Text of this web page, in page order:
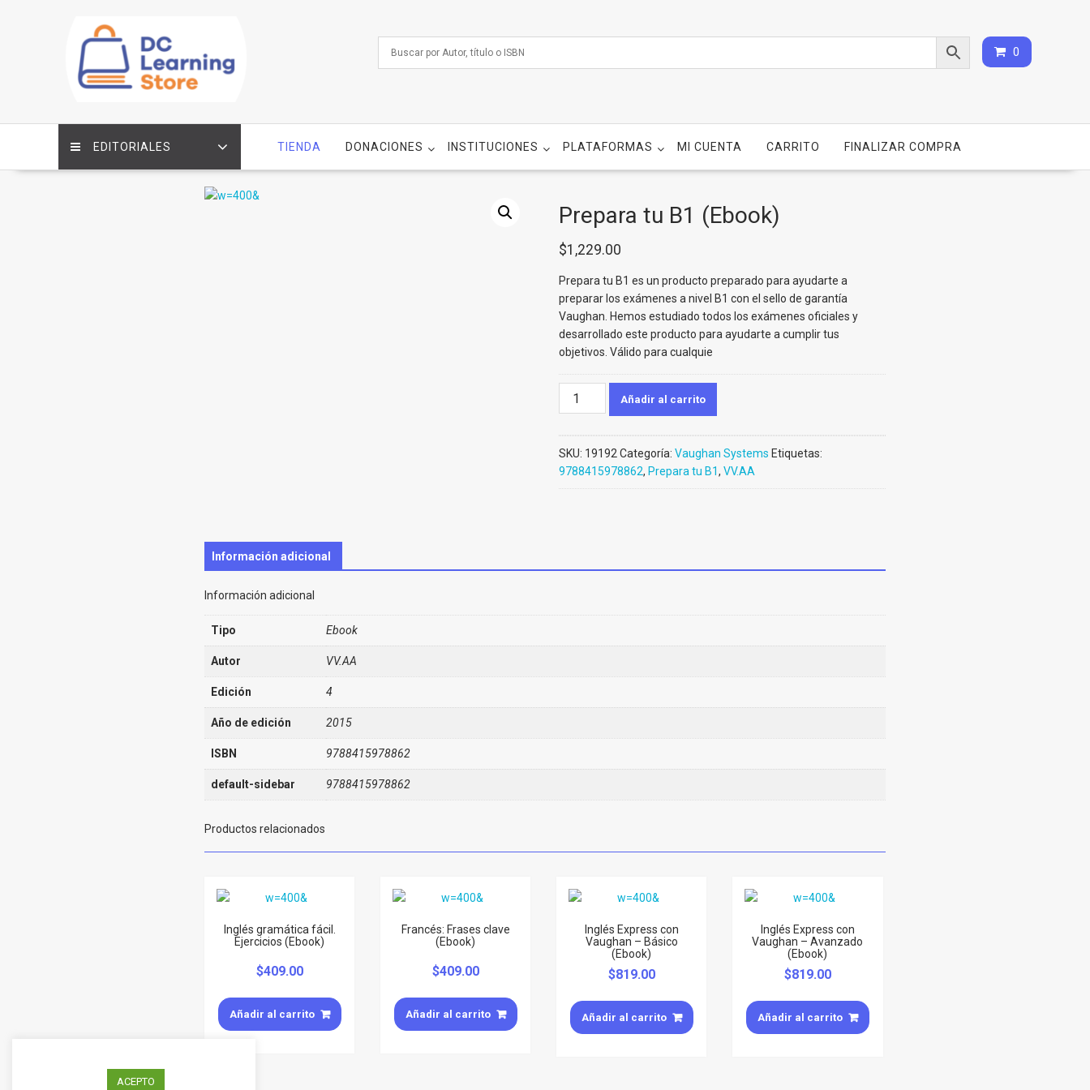
0
EDITORIALES TIENDA DONACIONES INSTITUCIONES PLATAFORMAS MI CUENTA CARRITO FINALIZAR COMPRA
Prepara tu B1 (Ebook)
$1,229.00
Prepara tu B1 es un producto preparado para ayudarte a
preparar los exámenes a nivel B1 con el sello de garantía
Vaughan. Hemos estudiado todos los exámenes oficiales y
desarrollado este producto para ayudarte a cumplir tus
objetivos. Válido para cualquie
Prepara
Añadir al carrito
SKU: 19192 Categoría: Vaughan Systems Etiquetas:
9788415978862, Prepara tu B1, VV.AA
Información adicional
Información adicional
Tipo Ebook
Autor VV.AA
Edición 4
Año de edición 2015
ISBN 9788415978862
default-sidebar 9788415978862
Productos relacionados
Inglés gramática fácil.
Ejercicios (Ebook)
$409.00
Añadir al carrito
Francés: Frases clave
(Ebook)
$409.00
Añadir al carrito
Inglés Express con
Vaughan – Básico
(Ebook)
$819.00
Añadir al carrito
Inglés Express con
Vaughan – Avanzado
(Ebook)
$819.00
Añadir al carrito
ACEPTO